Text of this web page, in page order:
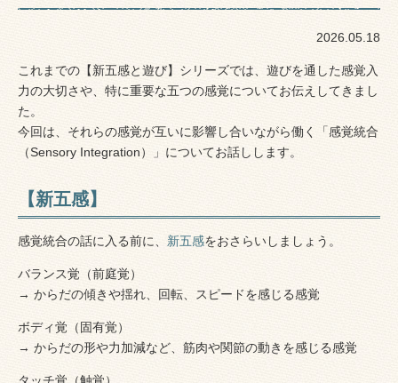
2026.05.18
これまでの【新五感と遊び】シリーズでは、遊びを通した感覚入
力の大切さや、特に重要な五つの感覚についてお伝えしてきまし
た。
今回は、それらの感覚が互いに影響し合いながら働く「感覚統合
（Sensory Integration）」についてお話しします。
【新五感】
感覚統合の話に入る前に、 新五感をおさらいしましょう。
バランス覚（前庭覚）
→ からだの傾きや揺れ、回転、スピードを感じる感覚
ボディ覚（固有覚）
→ からだの形や力加減など、筋肉や関節の動きを感じる感覚
タッチ覚（触覚）